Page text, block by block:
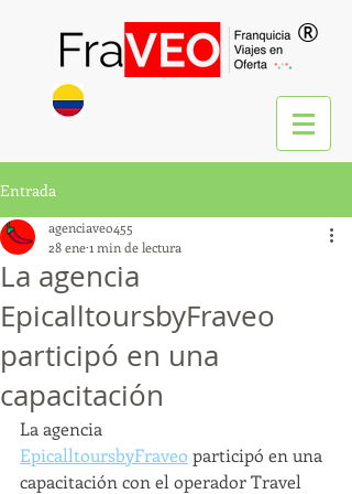
®
Entrada
La agencia
EpicalltoursbyFraveo
participó en una
capacitación
agenciaveo455
28 ene1 min de lectura
La agencia
EpicalltoursbyFraveo participó en una
capacitación con el operador Travel